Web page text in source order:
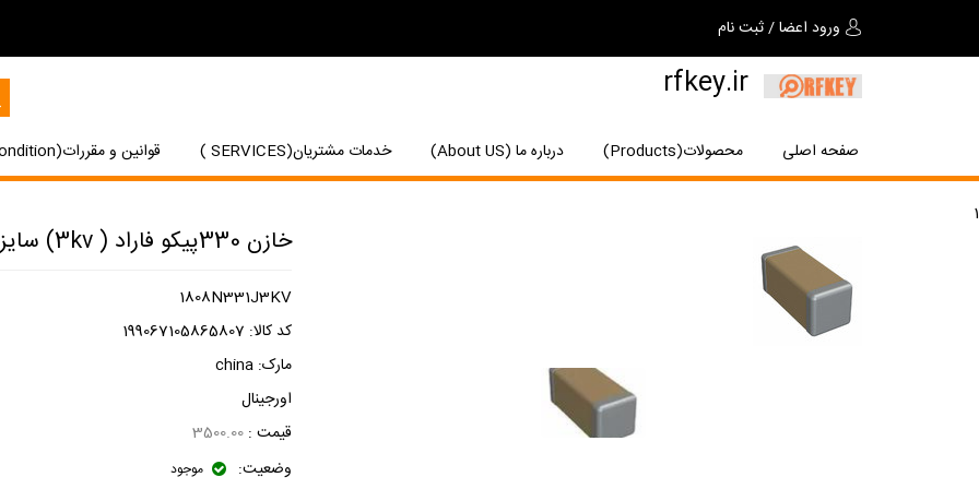
ورود اعضا/ثبت نام
rfkey.ir
صفحه اصلی محصولات(Products) درباره ما (About US) خدمات مشتریان(SERVICES ) قوانین و مقررات(Terms and Condition)
1
خازن 330پیکو فاراد ( 3kv) سایز 1808
1808N331J3KV
کد کالا: 199067105865807
مارک: china
اورجینال
قیمت : 3500.00
وضعیت:
موجود